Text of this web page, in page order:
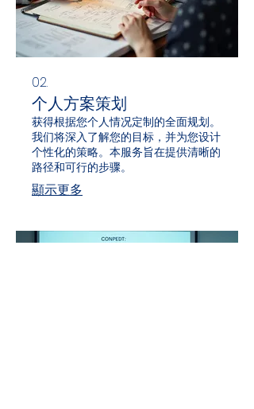
02.
个人方案策划
获得根据您个人情况定制的全面规划。
我们将深入了解您的目标，并为您设计
个性化的策略。本服务旨在提供清晰的
路径和可行的步骤。
顯示更多